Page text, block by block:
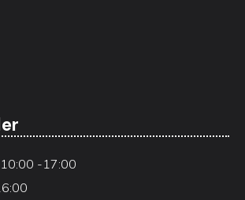
10:00 -17:00